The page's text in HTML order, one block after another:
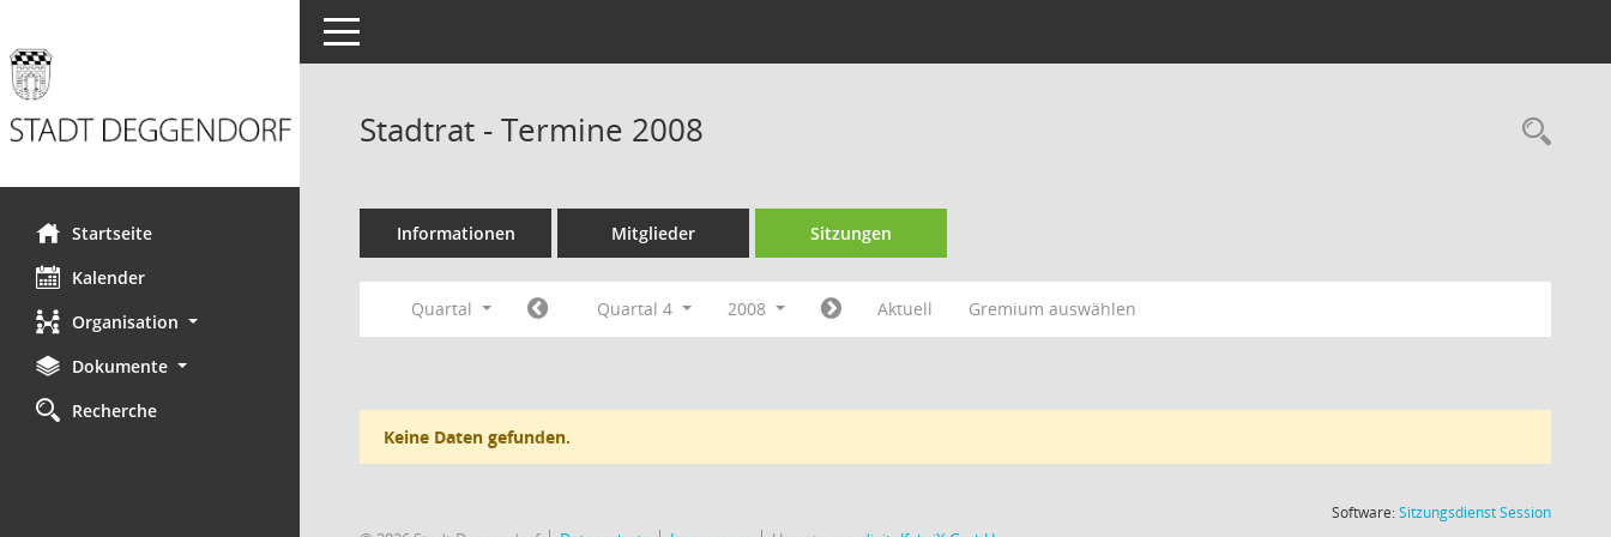
Startseite
Kalender
Organisation
Dokumente
Recherche
Toggle navigation
Stadtrat - Termine 2008
Informationen Mitglieder Sitzungen
Quartal Quartal 4 2008 Aktuell Gremium auswählen
Keine Daten gefunden.
Software:SitzungsdienstSession(Wird in